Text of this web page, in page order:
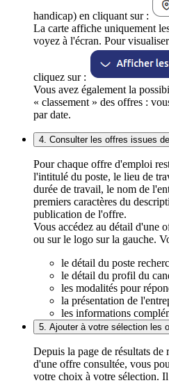
handicap) en cliquant sur :
La carte affiche uniquement
voyez à l'écran. Pour
cliquez sur :
Vous avez également la
« classement » des offres :
par date.
4. Consulter les offres issues
Pour chaque offre d'emploi
l'intitulé du poste, le lieu de
durée de travail, le nom de
premiers caractères du
publication de l'offre.
Vous accédez au détail d'une
ou sur le logo sur la gauche.
le détail du poste
le détail du profil du
les modalités pour
la présentation de
les informations
5. Ajouter à votre sélection les
Depuis la page de résultats de
d'une offre consultée, vous
votre choix à votre sélection.